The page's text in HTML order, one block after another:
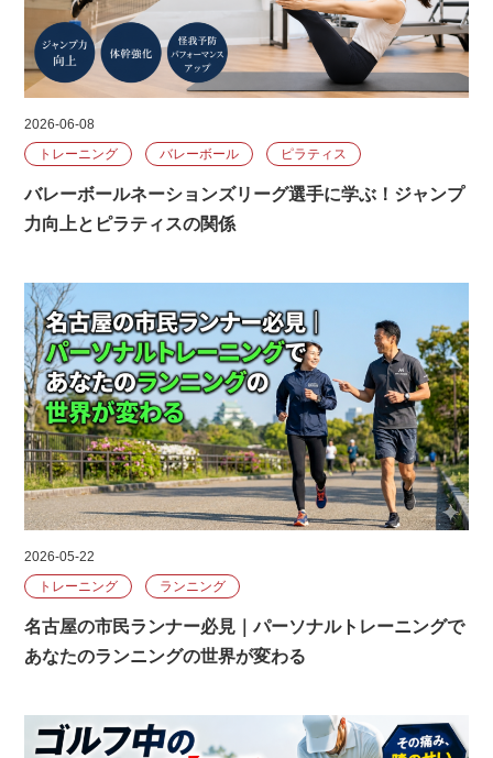
2026-06-08
トレーニング
バレーボール ピラティス
バレーボールネーションズリーグ選手に学ぶ！ジャンプ
力向上とピラティスの関係
2026-05-22
トレーニング
ランニング
名古屋の市民ランナー必見｜パーソナルトレーニングで
あなたのランニングの世界が変わる